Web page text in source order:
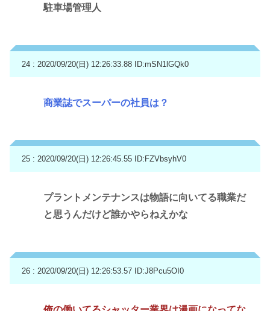
駐車場管理人
24 : 2020/09/20(日) 12:26:33.88 ID:mSN1lGQk0
商業誌でスーパーの社員は？
25 : 2020/09/20(日) 12:26:45.55 ID:FZVbsyhV0
プラントメンテナンスは物語に向いてる職業だ
と思うんだけど誰かやらねえかな
26 : 2020/09/20(日) 12:26:53.57 ID:J8Pcu5OI0